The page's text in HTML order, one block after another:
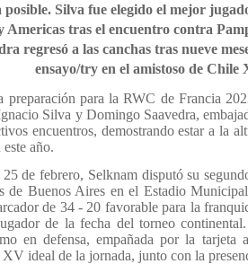
posible. Silva fue elegido el mejor
Americas tras el encuentro contra
regresó a las canchas tras nueve
ensayo/try en el amistoso de Chile
preparación para la RWC de Francia
Silva y Domingo Saavedra,
encuentros, demostrando estar a la
año.
de febrero, Selknam disputó su
de Buenos Aires en el Estadio
de 34 - 20 favorable para la
de la fecha del torneo
en defensa, empañada por la tarjeta
ideal de la jornada, junto con la